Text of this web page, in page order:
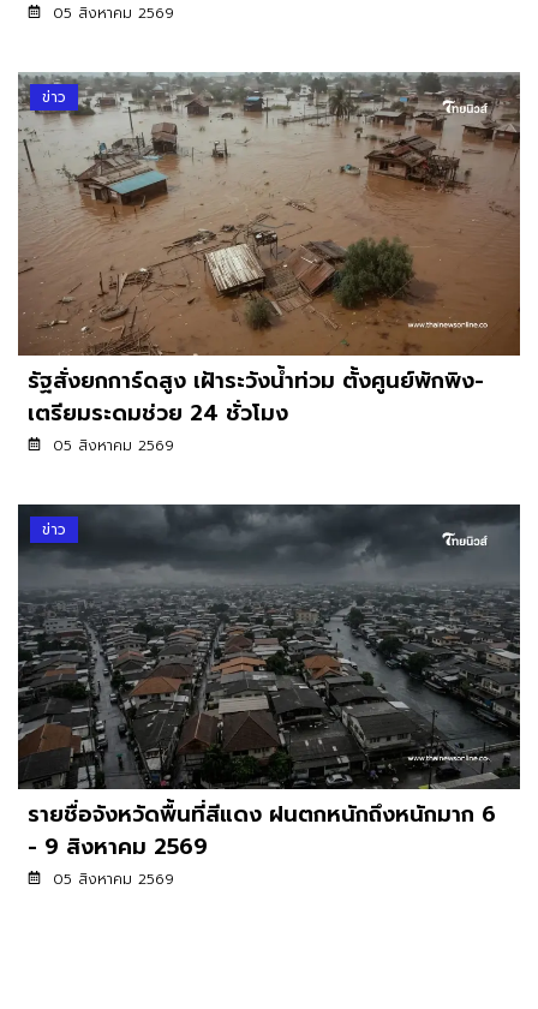
05 สิงหาคม 2569
ข่าว
รัฐสั่งยกการ์ดสูง เฝ้าระวังน้ำท่วม ตั้งศูนย์พักพิง-
เตรียมระดมช่วย 24 ชั่วโมง
05 สิงหาคม 2569
ข่าว
รายชื่อจังหวัดพื้นที่สีแดง ฝนตกหนักถึงหนักมาก 6
- 9 สิงหาคม 2569
05 สิงหาคม 2569